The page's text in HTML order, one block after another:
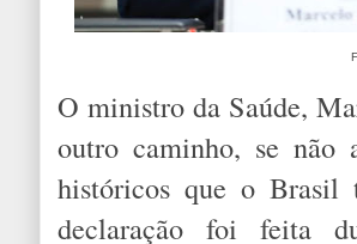
O ministro da Saúde,
outro caminho, se não
históricos que o Brasil
declaração foi feita